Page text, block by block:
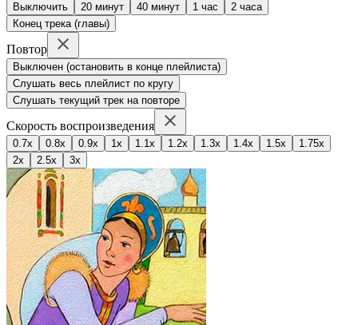
Выключить 20 минут 40 минут 1 час
2 часа
Конец трека (главы)
Повтор
Выключен (остановить в конце плейлиста)
Слушать весь плейлист по кругу
Слушать текущий трек на повторе
Скорость воспроизведения
0.7x 0.8x 0.9x 1x 1.1x 1.2x 1.3x 1.4x 1.5x
1.75x
2x
2.5x 3x